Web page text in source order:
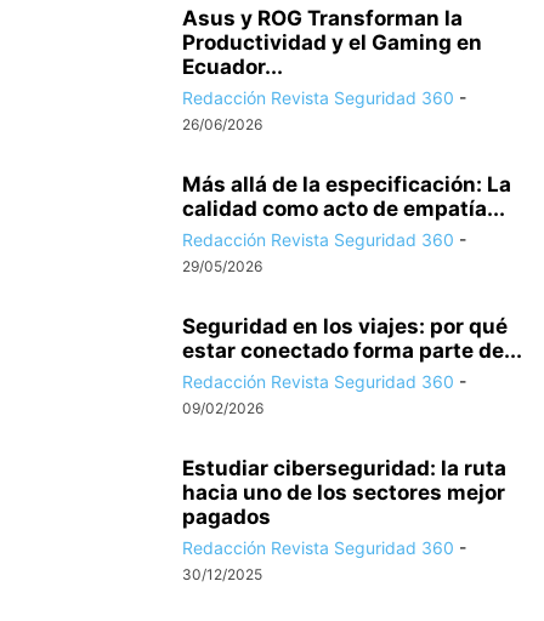
Asus y ROG Transforman la
Productividad y el Gaming en
Ecuador...
Redacción Revista Seguridad 360 -
26/06/2026
Más allá de la especificación: La
calidad como acto de empatía...
Redacción Revista Seguridad 360 -
29/05/2026
Seguridad en los viajes: por qué
estar conectado forma parte de...
Redacción Revista Seguridad 360 -
09/02/2026
Estudiar ciberseguridad: la ruta
hacia uno de los sectores mejor
pagados
Redacción Revista Seguridad 360 -
30/12/2025